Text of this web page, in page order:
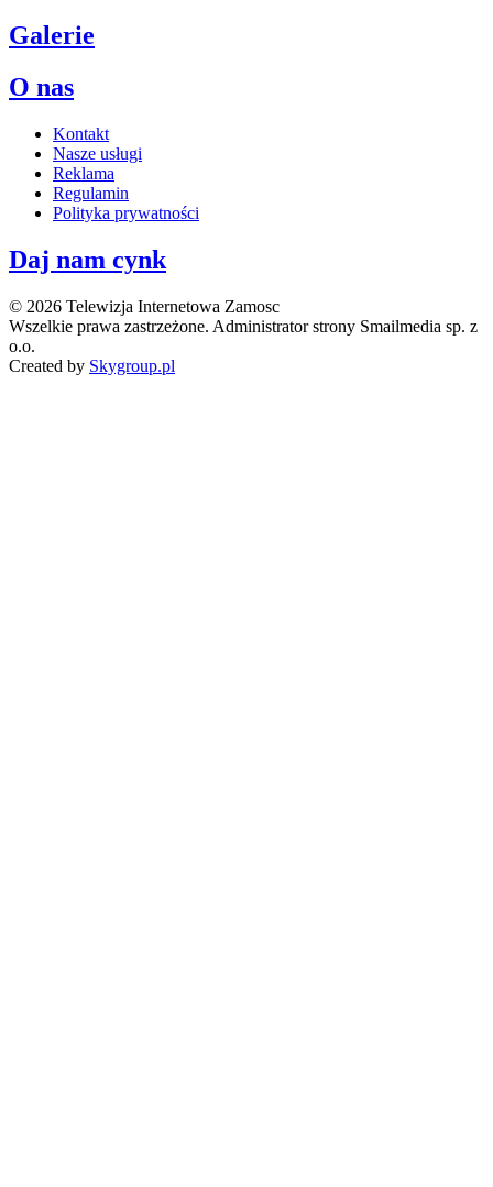
Galerie
O nas
Kontakt
Nasze usługi
Reklama
Regulamin
Polityka prywatności
Daj nam cynk
© 2026 Telewizja Internetowa Zamosc
Wszelkie prawa zastrzeżone. Administrator strony Smailmedia sp. z
o.o.
Created by Skygroup.pl